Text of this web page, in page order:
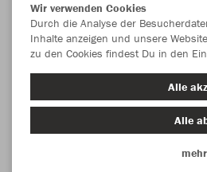
Wir verwenden Cookies
Durch die Analyse der
Inhalte anzeigen und unsere
zu den Cookies findest Du in den
Alle
Alle